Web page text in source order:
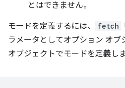
とはできません。
モードを定義するには、 fetch
ラメータとしてオプション オブ
オブジェクトでモードを定義しま